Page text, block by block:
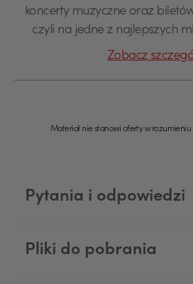
koncerty muzyczne oraz
czyli na jedne z najlepszych
Zobacz
Materiał nie stanowi oferty w
Pytania i odpowiedzi
Pliki do pobrania